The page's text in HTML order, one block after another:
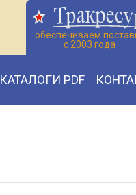
обеспечиваем
с 2003 года
КАТАЛОГИ PDF